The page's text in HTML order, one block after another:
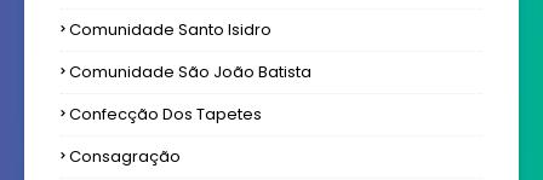
Comunidade Santo Isidro
Comunidade São João Batista
Confecção Dos Tapetes
Consagração